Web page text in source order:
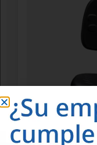
Asiento y